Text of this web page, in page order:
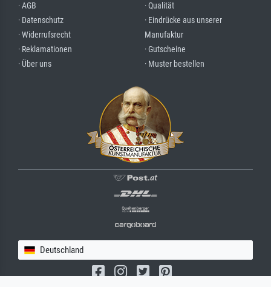
· AGB
· Datenschutz
· Widerrufsrecht
· Reklamationen
· Über uns
· Qualität
· Eindrücke aus unserer
Manufaktur
· Gutscheine
· Muster bestellen
Deutschland